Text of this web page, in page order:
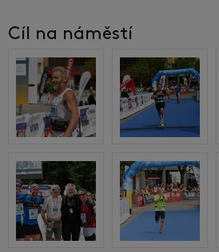
Cíl na náměstí